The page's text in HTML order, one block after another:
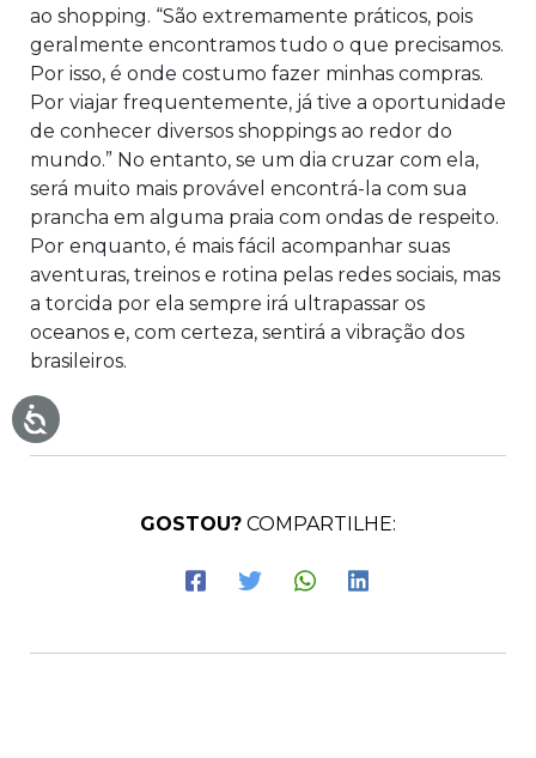
ao shopping. “São extremamente práticos, pois
geralmente encontramos tudo o que precisamos.
Por isso, é onde costumo fazer minhas compras.
Por viajar frequentemente, já tive a oportunidade
de conhecer diversos shoppings ao redor do
mundo.” No entanto, se um dia cruzar com ela,
será muito mais provável encontrá-la com sua
prancha em alguma praia com ondas de respeito.
Por enquanto, é mais fácil acompanhar suas
aventuras, treinos e rotina pelas redes sociais, mas
a torcida por ela sempre irá ultrapassar os
oceanos e, com certeza, sentirá a vibração dos
brasileiros.
GOSTOU? COMPARTILHE: